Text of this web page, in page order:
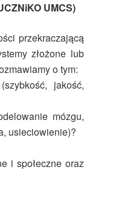
UMCS)
przekraczającą
złożone lub
o tym:
jakość,
mózgu,
usieciowienie)?
i społeczne oraz